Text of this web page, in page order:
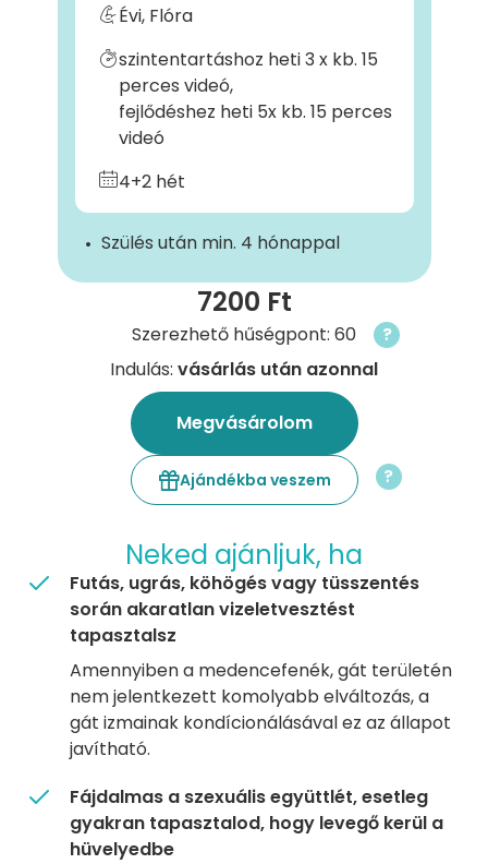
Évi, Flóra
szintentartáshoz heti 3 x kb. 15
perces videó,
fejlődéshez heti 5x kb. 15 perces
videó
4+2 hét
Szülés után min. 4 hónappal
7200 Ft
Szerezhető hűségpont: 60
?
Indulás: vásárlás után azonnal
Megvásárolom
Ajándékba veszem ?
Neked ajánljuk, ha
Futás, ugrás, köhögés vagy tüsszentés
során akaratlan vizeletvesztést
tapasztalsz
Amennyiben a medencefenék, gát területén
nem jelentkezett komolyabb elváltozás, a
gát izmainak kondícionálásával ez az állapot
javítható.
Fájdalmas a szexuális együttlét, esetleg
gyakran tapasztalod, hogy levegő kerül a
hüvelyedbe